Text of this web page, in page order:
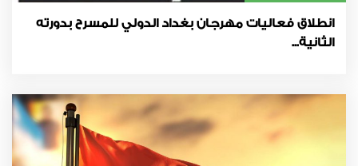
انطلاق فعاليات مهرجان بغداد الدولي للمسرح بدورته
الثانية...